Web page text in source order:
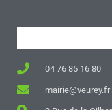
04 76 85 16 80
mairie@veurey.fr